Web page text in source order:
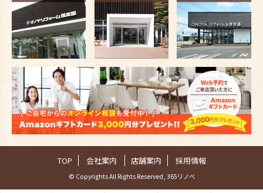
TOP 会社案内 店舗案内 採用情報
© Copyrights All Rights Reserved, 365リノベ